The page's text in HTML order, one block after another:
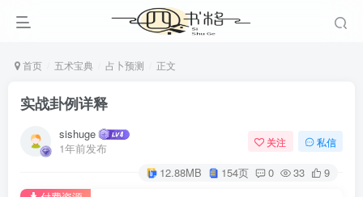
首页 五术宝典 占卜预测 正文
实战卦例详释
sishuge
1年前发布
关注 私信
12.88MB 154页 0 33 9